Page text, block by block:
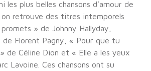
les plus belles chansons d’amour de
retrouve des titres intemporels
» de Johnny Hallyday,
de Florent Pagny, « Pour que tu
de Céline Dion et « Elle a les yeux
Lavoine. Ces chansons ont su